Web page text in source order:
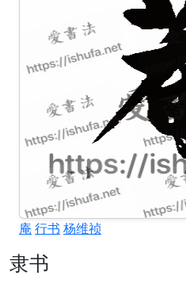
庵 行书 杨维祯
隶书